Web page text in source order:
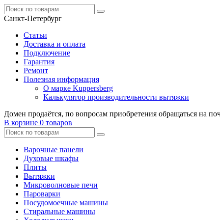
Санкт-Петербург
Статьи
Доставка и оплата
Подключение
Гарантия
Ремонт
Полезная информация
О марке Kuppersberg
Калькулятор производительности вытяжки
Домен продаётся, по вопросам приобретения обращаться на
В корзине 0 товаров
Варочные панели
Духовые шкафы
Плиты
Вытяжки
Микроволновые печи
Пароварки
Посудомоечные машины
Стиральные машины